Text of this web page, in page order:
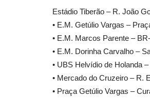
Estádio Tiberão – R. João
• E.M. Getúlio Vargas –
• E.M. Marcos Parente –
• E.M. Dorinha Carvalho –
• UBS Helvídio de Holanda
• Mercado do Cruzeiro – R.
• Praça Getúlio Vargas –